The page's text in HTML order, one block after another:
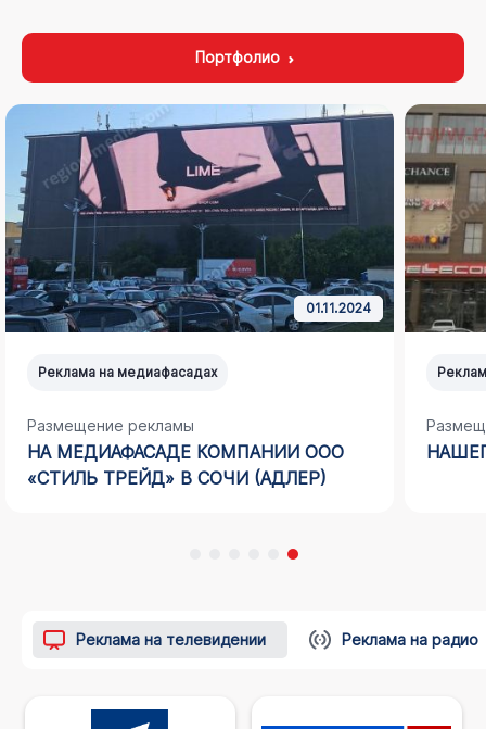
Портфолио
01.11.2024
Реклама на медиафасадах
Размещение рекламы
НА МЕДИАФАСАДЕ КОМПАНИИ ООО
«СТИЛЬ ТРЕЙД» В СОЧИ (АДЛЕР)
Реклама на телевидении Реклама на радио